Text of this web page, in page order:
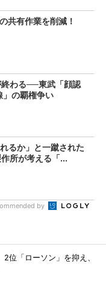
共有作業を削減！
わる──東武「顔認
」の覇権争い
るか」と一蹴された
所が考える「...
by
位「ローソン」を抑え、